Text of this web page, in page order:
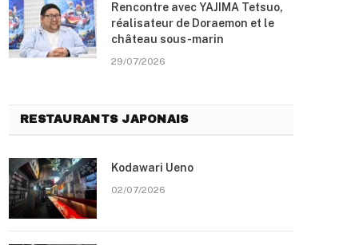
Rencontre avec YAJIMA Tetsuo,
réalisateur de Doraemon et le
château sous-marin
29/07/2026
RESTAURANTS JAPONAIS
Kodawari Ueno
02/07/2026